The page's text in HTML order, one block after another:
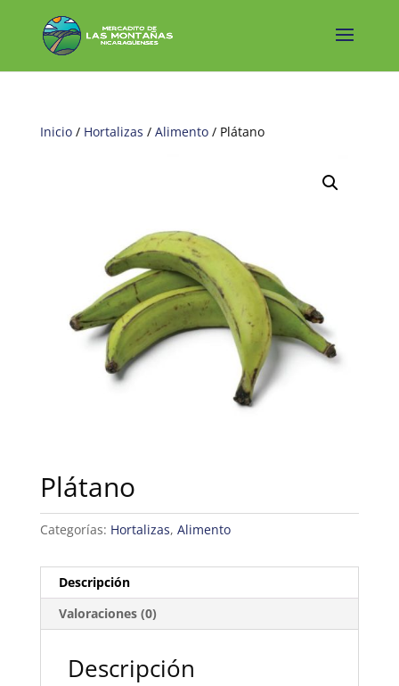
Inicio/ Hortalizas / Alimento/ Plátano
Plátano
Categorías: Hortalizas, Alimento
Descripción
Valoraciones (0)
Descripción